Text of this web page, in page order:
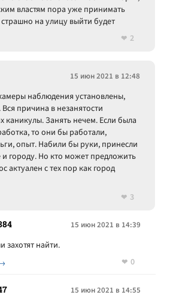
властям пора уже принимать
на улицу выйти будет
2
15 июн 2021 в 12:48
наблюдения установлены,
причина в незанятости
каникулы. Занять нечем. Если была
то они бы работали,
опыт. Набили бы руки, принесли
и городу. Но кто может предложить
актуален с тех пор как город
3
15 июн 2021 в 14:39
захотят найти.
0
15 июн 2021 в 14:55